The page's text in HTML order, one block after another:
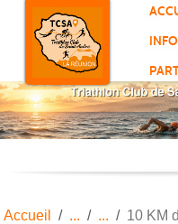
Accueil 10 KM
Panneau de gestion des